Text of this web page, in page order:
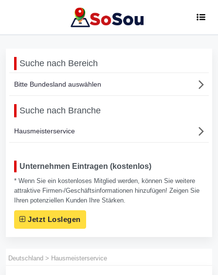
Suche nach Bereich
Bitte Bundesland auswählen
Suche nach Branche
Hausmeisterservice
Unternehmen Eintragen (kostenlos)
* Wenn Sie ein kostenloses Mitglied werden, können Sie weitere
attraktive Firmen-/Geschäftsinformationen hinzufügen! Zeigen Sie
Ihren potenziellen Kunden Ihre Stärken.
Jetzt Loslegen
Deutschland > Hausmeisterservice